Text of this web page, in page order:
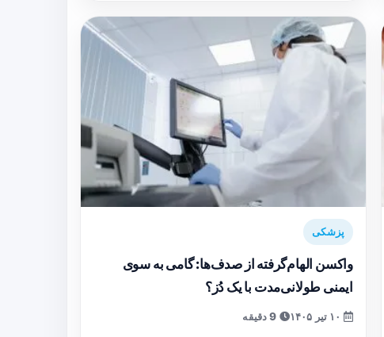
پزشکی
واکسن الهام‌گرفته از صدف‌ها: گامی به سوی
ایمنی طولانی‌مدت با یک دُز؟